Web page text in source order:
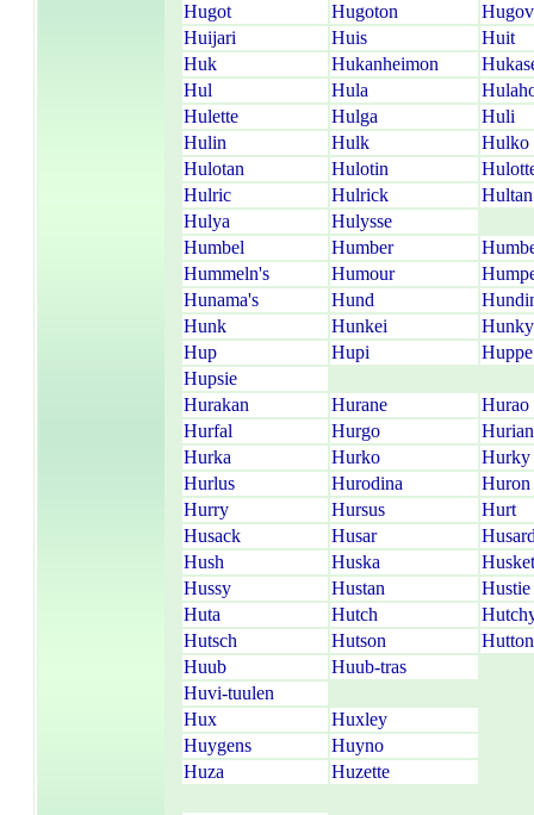
Hugot
Hugoton
Huijari
Huis
Huit
Huk
Hukanheimon
Hul
Hula
Hulette
Hulga
Huli
Hulin
Hulk
Hulko
Hulotan
Hulotin
Hulric
Hulrick
Hultan
Hulya
Hulysse
Humbel
Humber
Hummeln's
Humour
Hunama's
Hund
Hunk
Hunkei
Hunky
Hup
Hupi
Huppe
Hupsie
Hurakan
Hurane
Hurao
Hurfal
Hurgo
Hurian
Hurka
Hurko
Hurky
Hurlus
Hurodina
Huron
Hurry
Hursus
Hurt
Husack
Husar
Hush
Huska
Husket
Hussy
Hustan
Hustie
Huta
Hutch
Hutsch
Hutson
Hutton
Huub
Huub-tras
Huvi-tuulen
Hux
Huxley
Huygens
Huyno
Huza
Huzette